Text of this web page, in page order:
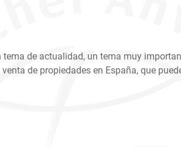
tema de actualidad, un tema muy
de propiedades en España, que